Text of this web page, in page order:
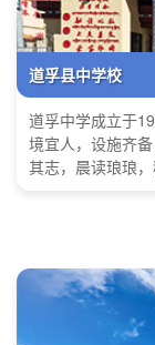
道孚县中学校
道孚中学成立于
境宜人，设施齐
其志，晨读琅琅